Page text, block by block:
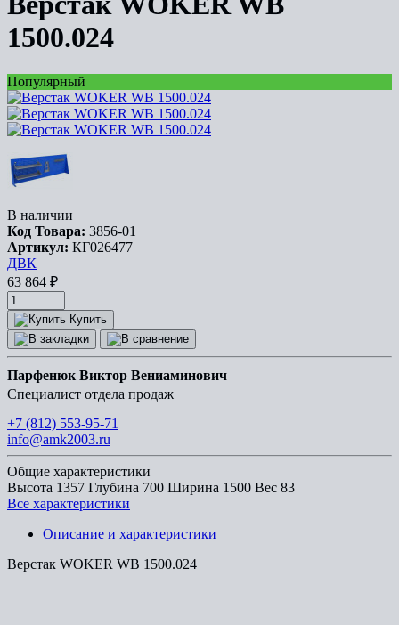
1500.024
Популярный
В наличии
Код Товара: 3856-01
Артикул: КГ026477
ДВК
63 864 ₽
Купить
Парфенюк Виктор Вениаминович
Специалист отдела продаж
+7 (812) 553-95-71
info@amk2003.ru
Общие характеристики
Высота 1357 Глубина 700 Ширина 1500 Вес 83
Все характеристики
Описание и характеристики
Верстак WOKER WB 1500.024